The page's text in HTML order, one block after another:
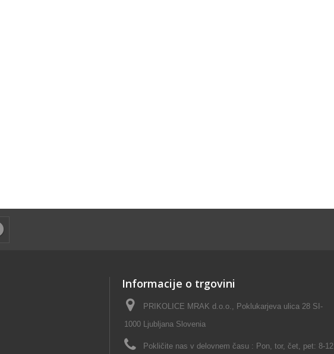
Informacije o trgovini
PRIKOLICE MRAK d.o.o., Poklukarjeva ulica 28 SI-
1000 Ljubljana Slovenia
Pokličite nas v delovnem času : Pon, tor, čet, pet: 8-12